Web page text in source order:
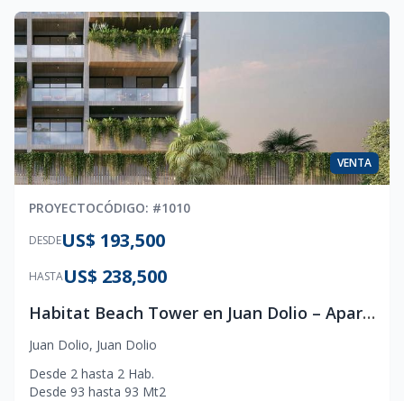
VENTA
PROYECTOCÓDIGO: #1010
DESDEUS$ 193,500
HASTAUS$ 238,500
Habitat Beach Tower en Juan Dolio – Apartamentos de Lujo Frente al Mar | Cuadro Arquitectura
Juan Dolio, Juan Dolio
Desde 2 hasta 2 Hab.
Desde 93 hasta 93 Mt2